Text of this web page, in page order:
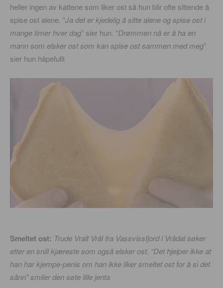
heller ingen av kattene som liker ost så hun blir ofte sittende å
spise ost alene. “Ja det er kjedelig å sitte alene og spise ost i
mange timer hver dag” sier hun. “Drømmen nå er å ha en
mann som elsker ost som kan spise ost sammen med meg”
sier hun håpefullt
Smeltet ost: Trude Vralt Vrål fra Vassvissfjord i Vrådal søker
etter en snill kjæreste som også elsker ost. “Det hjelper ikke at
han har kjempe-penis om han ikke liker smeltet ost for å si det
sånn” smiler den søte lille jenta